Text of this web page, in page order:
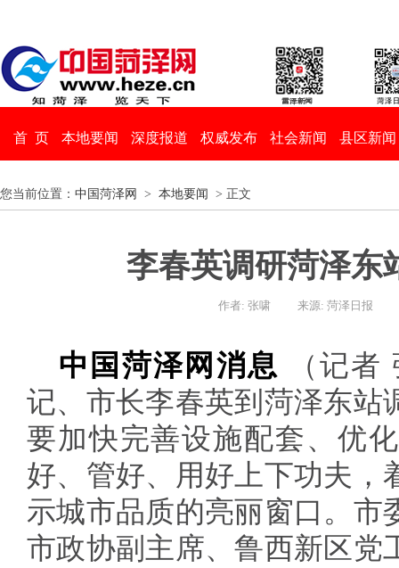
首 页 本地要闻 深度报道 权威发布 社会新闻 县区新闻
您当前位置： 中国菏泽网 > 本地要闻 > 正文
李春英调研菏泽东
作者: 张啸 来源: 菏泽日报
中国菏泽网消息 （记者
记、市长李春英到菏泽东站
要加快完善设施配套、优
好、管好、用好上下功夫，
示城市品质的亮丽窗口。市
市政协副主席、鲁西新区党